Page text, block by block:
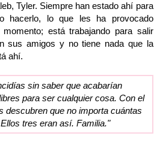
Tyler. Siempre han estado ahí para
hacerlo, lo que les ha provocado
está trabajando para salir
sus amigos y no tiene nada que la
ahí.
sin saber que acabarían
para ser cualquier cosa. Con el
descubren que no importa cuántas
tres eran así. Familia."